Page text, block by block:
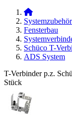
Systemzubehör
Fensterbau
Schüco T-
ADS System
T-Verbinder p.z.
Stück